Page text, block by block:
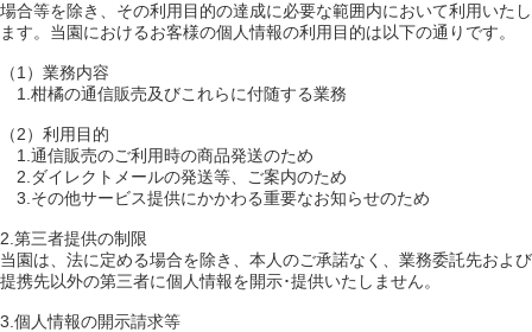
場合等を除き、その利用目的の達成に必要な範囲内において利用いたし
ます。当園におけるお客様の個人情報の利用目的は以下の通りです。
（1）業務内容
1.柑橘の通信販売及びこれらに付随する業務
（2）利用目的
1.通信販売のご利用時の商品発送のため
2.ダイレクトメールの発送等、ご案内のため
3.その他サービス提供にかかわる重要なお知らせのため
2.第三者提供の制限
当園は、法に定める場合を除き、本人のご承諾なく、業務委託先および
提携先以外の第三者に個人情報を開示･提供いたしません。
3.個人情報の開示請求等